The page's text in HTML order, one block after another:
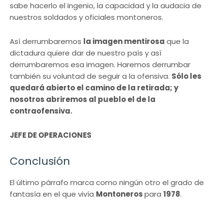
sabe hacerlo el ingenio, la capacidad y la audacia de
nuestros soldados y oficiales montoneros.
Así derrumbaremos la imagen mentirosa que la
dictadura quiere dar de nuestro país y así
derrumbaremos esa imagen. Haremos derrumbar
también su voluntad de seguir a la ofensiva. Sólo les
quedará abierto el camino de la retirada; y
nosotros abriremos al pueblo el de la
contraofensiva.
JEFE DE OPERACIONES
Conclusión
El último párrafo marca como ningún otro el grado de
fantasía en el que vivía Montonerospara 1978.